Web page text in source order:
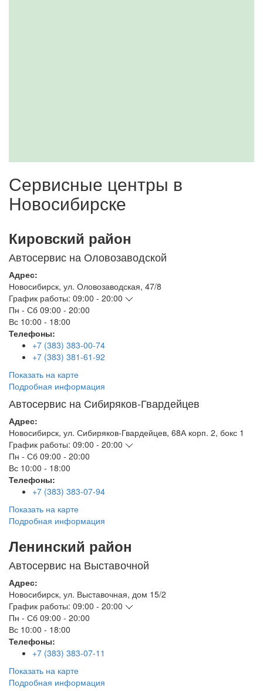
Сервисные центры в
Новосибирске
Кировский район
Автосервис на Оловозаводской
Адрес:
Новосибирск, ул. Оловозаводская, 47/8
График работы: 09:00 - 20:00
Пн - Сб 09:00 - 20:00
Вс 10:00 - 18:00
Телефоны:
+7 (383) 383-00-74
+7 (383) 381-61-92
Показать на карте
Подробная информация
Автосервис на Сибиряков-Гвардейцев
Адрес:
Новосибирск, ул. Сибиряков-Гвардейцев, 68А корп. 2, бокс 1
График работы: 09:00 - 20:00
Пн - Сб 09:00 - 20:00
Вс 10:00 - 18:00
Телефоны:
+7 (383) 383-07-94
Показать на карте
Подробная информация
Ленинский район
Автосервис на Выставочной
Адрес:
Новосибирск, ул. Выставочная, дом 15/2
График работы: 09:00 - 20:00
Пн - Сб 09:00 - 20:00
Вс 10:00 - 18:00
Телефоны:
+7 (383) 383-07-11
Показать на карте
Подробная информация